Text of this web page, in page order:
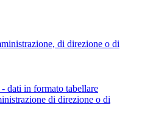
di direzione o di
dati in formato tabellare
di direzione o di